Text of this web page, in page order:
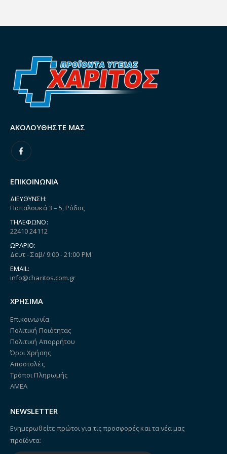
ΑΚΟΛΟΥΘΉΣΤΕ ΜΑΣ
ΕΠΙΚΟΙΝΩΝΙΑ
ΔΙΕΎΘΥΝΣΗ:
Παπαλουκά 3 – 5, Ρόδος
ΤΗΛΈΦΩΝΟ:
22410 24112
ΩΡΆΡΙΟ:
Δευτ - Σαβ/ 9:00 - 21:00 PM
EMAIL:
info@charitos.com.gr
ΧΡΗΣΙΜΑ
Επικοινωνία
Πολιτική Ποιότητας
Πολιτική Απορρήτου
Όροι Χρήσης
Αποστολές
Τρόποι Πληρωμής
ΑΜΕΑ
NEWSLETTER
Ενημερωθείτε πρώτοι για τις προσφορές και τα νέα μας
προϊόντα: